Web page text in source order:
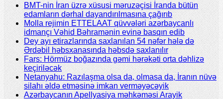
BMT-nin İran üzrə xüsusi məruzəçisi İranda bütün
edamların dərhal dayandırılmasına çağırıb
Molla rejimin ETTELAAT qüvvələri azərbaycanlı
idmançı Vəhid Bəhramənin evinə basqın edib
Dey ayı etirazlarında saxlanılan 54 nəfər hələ də
Ərdəbil həbsxanasında həbsdə saxlanılır
Fars: Hörmüz boğazında gəmi hərəkəti orta dəhlizə
keçiriləcək
Netanyahu: Razılaşma olsa da, olmasa da, İranın nüvə
silahı əldə etməsinə imkan verməyəcəyik
Azərbaycanın Apellyasiya məhkəməsi Arayik